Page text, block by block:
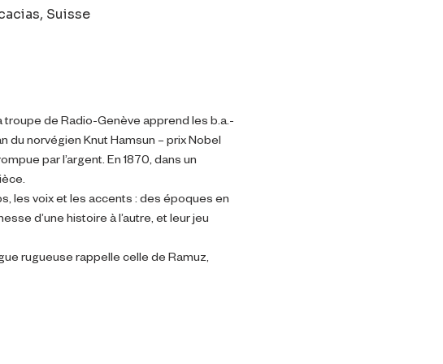
Suisse
troupe de Radio-Genève apprend les b.a.-
du norvégien Knut Hamsun – prix Nobel
par l’argent. En 1870, dans un
les voix et les accents : des époques en
d’une histoire à l’autre, et leur jeu
rugueuse rappelle celle de Ramuz,